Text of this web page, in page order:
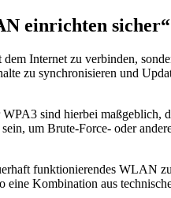
einrichten
Internet zu verbinden,
zu synchronisieren und
sind hierbei maßgeblich,
um Brute-Force- oder
funktionierendes WLAN
Kombination aus